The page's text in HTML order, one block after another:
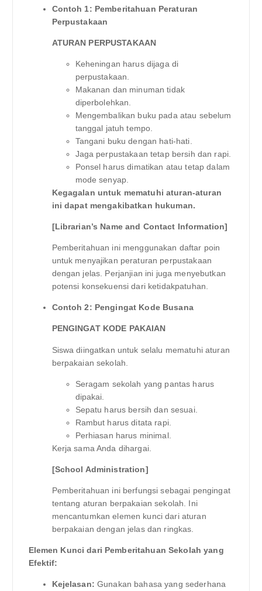
Contoh 1: Pemberitahuan Peraturan
Perpustakaan
ATURAN PERPUSTAKAAN
Keheningan harus dijaga di
perpustakaan.
Makanan dan minuman tidak
diperbolehkan.
Mengembalikan buku pada atau sebelum
tanggal jatuh tempo.
Tangani buku dengan hati-hati.
Jaga perpustakaan tetap bersih dan rapi.
Ponsel harus dimatikan atau tetap dalam
mode senyap.
Kegagalan untuk mematuhi aturan-aturan
ini dapat mengakibatkan hukuman.
[Librarian’s Name and Contact Information]
Pemberitahuan ini menggunakan daftar poin
untuk menyajikan peraturan perpustakaan
dengan jelas. Perjanjian ini juga menyebutkan
potensi konsekuensi dari ketidakpatuhan.
Contoh 2: Pengingat Kode Busana
PENGINGAT KODE PAKAIAN
Siswa diingatkan untuk selalu mematuhi aturan
berpakaian sekolah.
Seragam sekolah yang pantas harus
dipakai.
Sepatu harus bersih dan sesuai.
Rambut harus ditata rapi.
Perhiasan harus minimal.
Kerja sama Anda dihargai.
[School Administration]
Pemberitahuan ini berfungsi sebagai pengingat
tentang aturan berpakaian sekolah. Ini
mencantumkan elemen kunci dari aturan
berpakaian dengan jelas dan ringkas.
Elemen Kunci dari Pemberitahuan Sekolah yang
Efektif:
Kejelasan: Gunakan bahasa yang sederhana